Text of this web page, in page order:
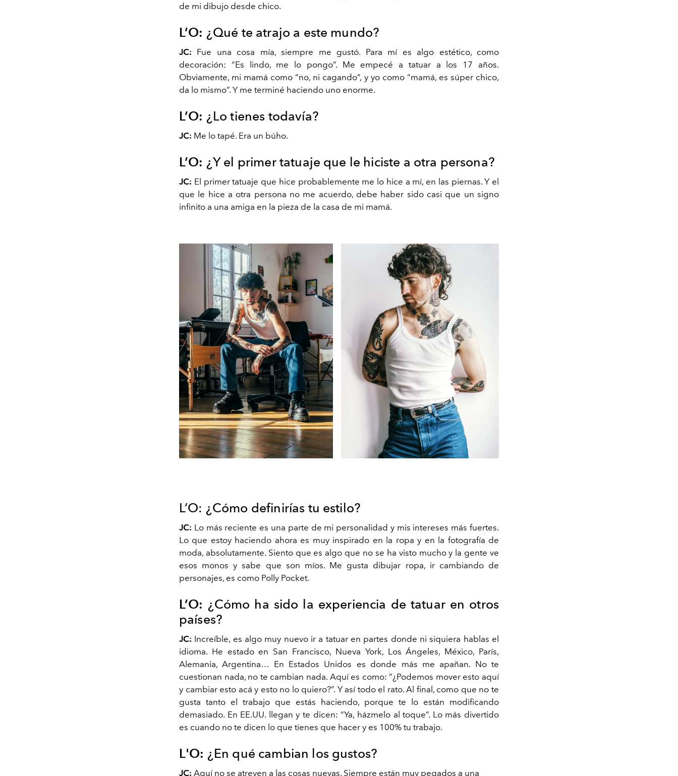
de mi dibujo desde chico.
L’O: ¿Qué te atrajo a este mundo?
JC: Fue una cosa mía, siempre me gustó. Para mí es algo estético, como
decoración: “Es lindo, me lo pongo”. Me empecé a tatuar a los 17 años.
Obviamente, mi mamá como “no, ni cagando”, y yo como “mamá, es súper chico,
da lo mismo”. Y me terminé haciendo uno enorme.
L’O: ¿Lo tienes todavía?
JC: Me lo tapé. Era un búho.
L’O: ¿Y el primer tatuaje que le hiciste a otra persona?
JC: El primer tatuaje que hice probablemente me lo hice a mí, en las piernas. Y el
que le hice a otra persona no me acuerdo, debe haber sido casi que un signo
infinito a una amiga en la pieza de la casa de mi mamá.
L’O: ¿Cómo definirías tu estilo?
JC: Lo más reciente es una parte de mi personalidad y mis intereses más fuertes.
Lo que estoy haciendo ahora es muy inspirado en la ropa y en la fotografía de
moda, absolutamente. Siento que es algo que no se ha visto mucho y la gente ve
esos monos y sabe que son míos. Me gusta dibujar ropa, ir cambiando de
personajes, es como Polly Pocket.
L’O: ¿Cómo ha sido la experiencia de tatuar en otros
países?
JC: Increíble, es algo muy nuevo ir a tatuar en partes donde ni siquiera hablas el
idioma. He estado en San Francisco, Nueva York, Los Ángeles, México, París,
Alemania, Argentina… En Estados Unidos es donde más me apañan. No te
cuestionan nada, no te cambian nada. Aquí es como: “¿Podemos mover esto aquí
y cambiar esto acá y esto no lo quiero?”. Y así todo el rato. Al final, como que no te
gusta tanto el trabajo que estás haciendo, porque te lo están modificando
demasiado. En EE.UU. llegan y te dicen: “Ya, házmelo al toque”. Lo más divertido
es cuando no te dicen lo que tienes que hacer y es 100% tu trabajo.
L'O: ¿En qué cambian los gustos?
JC: Aquí no se atreven a las cosas nuevas. Siempre están muy pegados a una